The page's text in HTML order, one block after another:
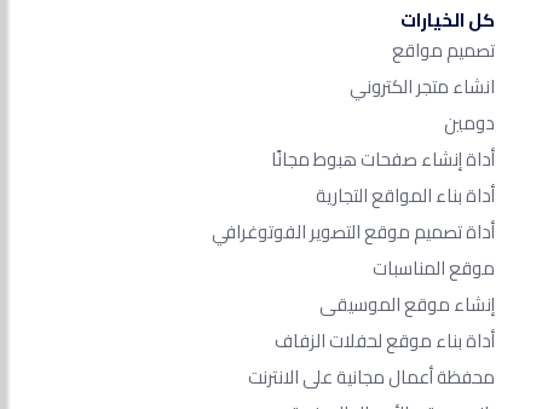
كل الخيارات
تصميم مواقع
انشاء متجر الكتروني
دومين
أداة إنشاء صفحات هبوط مجانًا
أداة بناء المواقع التجارية
أداة تصميم موقع التصوير الفوتوغرافي
موقع المناسبات
إنشاء موقع الموسيقى
أداة بناء موقع لحفلات الزفاف
محفظة أعمال مجانية على الانترنت